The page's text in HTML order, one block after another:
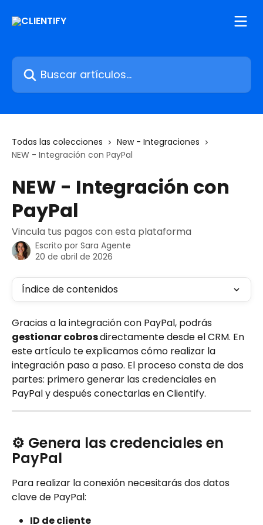
Buscar artículos...
Todas las colecciones
New - Integraciones
NEW - Integración con PayPal
NEW - Integración con
PayPal
Vincula tus pagos con esta plataforma
Escrito por Sara Agente
20 de abril de 2026
Índice de contenidos
Gracias a la integración con PayPal, podrás
gestionar cobros directamente desde el CRM. En
este artículo te explicamos cómo realizar la
integración paso a paso. El proceso consta de dos
partes: primero generar las credenciales en
PayPal y después conectarlas en Clientify.
⚙️ Genera las credenciales en
PayPal
Para realizar la conexión necesitarás dos datos
clave de PayPal:
ID de cliente